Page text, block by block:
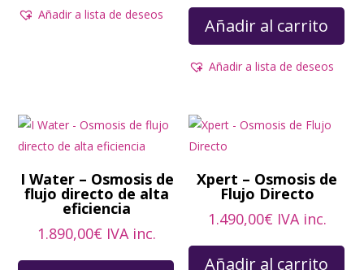
Añadir a lista de deseos
era:
1.200,00€.
es:
Añadir al carrito
Añadir a lista de deseos
I Water – Osmosis de
flujo directo de alta
eficiencia
1.890,00€ IVA inc.
Xpert – Osmosis de
Flujo Directo
1.490,00€ IVA inc.
Añadir al carrito